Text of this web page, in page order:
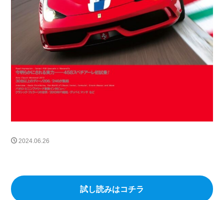
2024.06.26
試し読みはコチラ
TOPTIME SatoTakuma Mclaren RM65-01
伊勢丹新宿店 RM16-02 12CLINDRI SPIDER
MARK&LONA GOLF
FerrariCallenge
鈴鹿サーキット 488チャレンジEVO
488GT3EVO リシャール・ミル
2025秋冬コレクション 296challenge 宮里優作
成田美寿々 青木瀬令奈